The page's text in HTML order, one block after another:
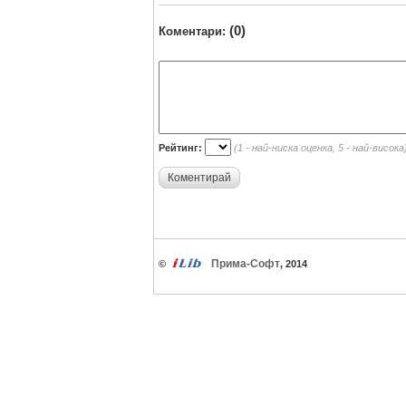
Коментари: (0)
Рейтинг: (1 - най-ниска оценка, 5 - най-
Коментирай
© Прима-Софт, 2014